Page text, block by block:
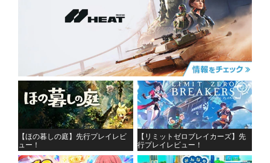
【ほの暮しの庭】先行プレイレビ
ュー！
【リミットゼロブレイカーズ】先
行プレイレビュー！